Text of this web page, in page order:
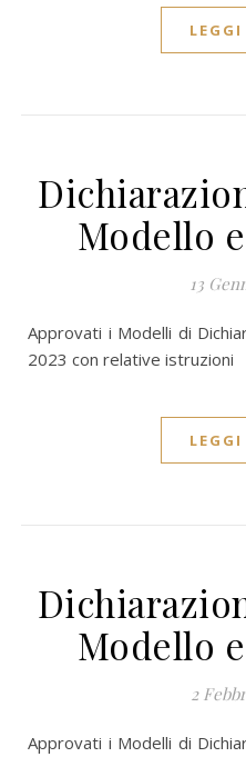
Modello
13
Approvati i Modelli di Dichiarazione IVA/2023 e IVA Base
2023 con relative istruzioni
Modello
2
Approvati i Modelli di Dichiarazione IVA/2022 e IVA Base